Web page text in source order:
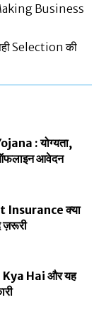
Business
Selection की
: योग्यता,
आवेदन
Insurance क्या
ज़रूरी
Hai और यह